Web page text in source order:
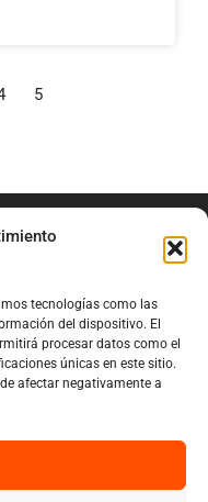
tecnologías como las
del dispositivo. El
procesar datos como el
únicas en este sitio.
afectar negativamente a
5